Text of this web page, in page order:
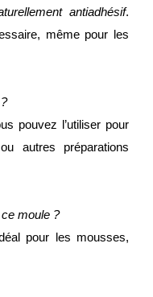
antiadhésif.
même pour les
pouvez l’utiliser pour
ou autres préparations
moule ?
pour les mousses,